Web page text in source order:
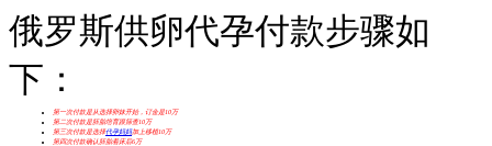
俄罗斯供卵代孕付款步骤如
下：
第一次付款是从选择卵妹开始，订金是10万
第二次付款是胚胎培育跟筛查10万
第三次付款是选择代孕妈妈加上移植10万
第四次付款确认胚胎着床后6万